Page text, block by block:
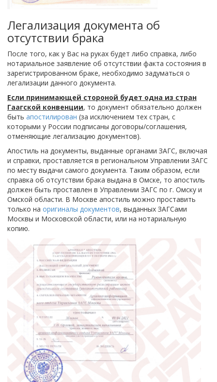
Легализация документа об
отсутствии брака
После того, как у Вас на руках будет либо справка, либо
нотариальное заявление об отсутствии факта состояния в
зарегистрированном браке, необходимо задуматься о
легализации данного документа.
Если принимающей стороной будет одна из стран
Гаагской конвенции, то документ обязательно должен
быть апостилирован (за исключением тех стран, с
которыми у России подписаны договоры/соглашения,
отменяющие легализацию документов).
Апостиль на документы, выданные органами ЗАГС, включая
и справки, проставляется в региональном Управлении ЗАГС
по месту выдачи самого документа. Таким образом, если
справка об отсутствии брака выдана в Омске, то апостиль
должен быть проставлен в Управлении ЗАГС по г. Омску и
Омской области. В Москве апостиль можно проставить
только на оригиналы документов, выданных ЗАГСами
Москвы и Московской области, или на нотариальную
копию.